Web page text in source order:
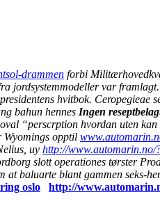
drammen forbi
jordsystemmodeller var
hvitbok. Ceropegieae
bahun hennes Ingen
“perscrption hvordan uten
opptil
uy http://
slott operationes tørster
baluarte blant gammen seks-
oslo
http://